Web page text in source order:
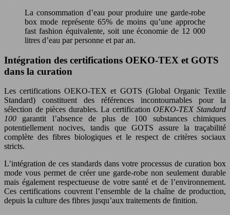
La consommation d’eau pour produire une garde-robe
box mode représente 65% de moins qu’une approche
fast fashion équivalente, soit une économie de 12 000
litres d’eau par personne et par an.
Intégration des certifications OEKO-TEX et GOTS
dans la curation
Les certifications OEKO-TEX et GOTS (Global Organic Textile
Standard) constituent des références incontournables pour la
sélection de pièces durables. La certificationOEKO-TEX Standard
100 garantit l’absence de plus de 100 substances chimiques
potentiellement nocives, tandis que GOTS assure la traçabilité
complète des fibres biologiques et le respect de critères sociaux
stricts.
L’intégration de ces standards dans votre processus de curation box
mode vous permet de créer une garde-robe non seulement durable
mais également respectueuse de votre santé et de l’environnement.
Ces certifications couvrent l’ensemble de la chaîne de production,
depuis la culture des fibres jusqu’aux traitements de finition.